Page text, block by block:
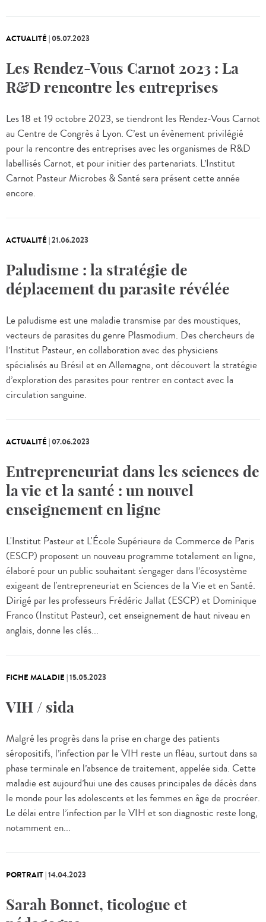
ACTUALITÉ |05.07.2023
Les Rendez-Vous Carnot 2023 : La
R&D rencontre les entreprises
Les 18 et 19 octobre 2023, se tiendront les Rendez-Vous Carnot
au Centre de Congrès à Lyon. C’est un évènement privilégié
pour la rencontre des entreprises avec les organismes de R&D
labellisés Carnot, et pour initier des partenariats. L’Institut
Carnot Pasteur Microbes & Santé sera présent cette année
encore.
ACTUALITÉ |21.06.2023
Paludisme : la stratégie de
déplacement du parasite révélée
Le paludisme est une maladie transmise par des moustiques,
vecteurs de parasites du genre Plasmodium. Des chercheurs de
l’Institut Pasteur, en collaboration avec des physiciens
spécialisés au Brésil et en Allemagne, ont découvert la stratégie
d’exploration des parasites pour rentrer en contact avec la
circulation sanguine.
ACTUALITÉ |07.06.2023
Entrepreneuriat dans les sciences de
la vie et la santé : un nouvel
enseignement en ligne
L'Institut Pasteur et L'École Supérieure de Commerce de Paris
(ESCP) proposent un nouveau programme totalement en ligne,
élaboré pour un public souhaitant s'engager dans l’écosystème
exigeant de l'entrepreneuriat en Sciences de la Vie et en Santé.
Dirigé par les professeurs Frédéric Jallat (ESCP) et Dominique
Franco (Institut Pasteur), cet enseignement de haut niveau en
anglais, donne les clés...
FICHE MALADIE |15.05.2023
VIH / sida
Malgré les progrès dans la prise en charge des patients
séropositifs, l’infection par le VIH reste un fléau, surtout dans sa
phase terminale en l’absence de traitement, appelée sida. Cette
maladie est aujourd’hui une des causes principales de décès dans
le monde pour les adolescents et les femmes en âge de procréer.
Le délai entre l’infection par le VIH et son diagnostic reste long,
notamment en...
PORTRAIT|14.04.2023
Sarah Bonnet, ticologue et